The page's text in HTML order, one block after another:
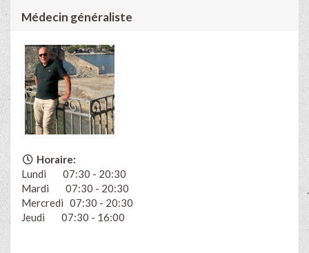
Médecin généraliste
Horaire:
Lundi 07:30 - 20:30
Mardi 07:30 - 20:30
Mercredi 07:30 - 20:30
Jeudi 07:30 - 16:00